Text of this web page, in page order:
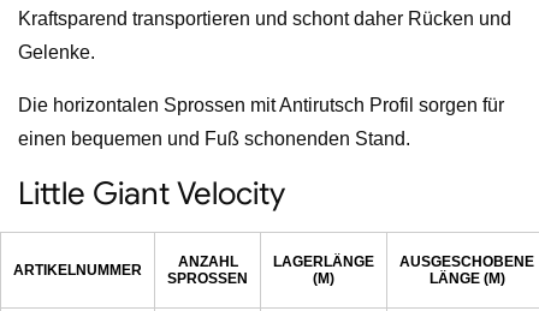
Kraftsparend transportieren und schont daher Rücken und
Gelenke.
Die horizontalen Sprossen mit Antirutsch Profil sorgen für
einen bequemen und Fuß schonenden Stand.
Little Giant Velocity
ARTIKELNUMMER
ANZAHL
SPROSSEN
LAGERLÄNGE
(M)
AUSGESCHOBENE
LÄNGE (M)